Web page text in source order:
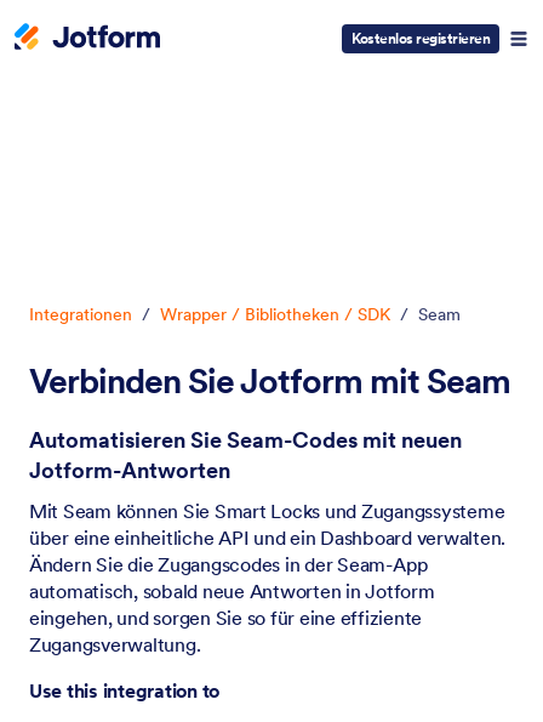
Kostenlos registrieren
Integrationen / Wrapper / Bibliotheken / SDK / Seam
Verbinden Sie Jotform mit Seam
Automatisieren Sie Seam-Codes mit neuen
Jotform-Antworten
Mit Seam können Sie Smart Locks und Zugangssysteme
über eine einheitliche API und ein Dashboard verwalten.
Ändern Sie die Zugangscodes in der Seam-App
automatisch, sobald neue Antworten in Jotform
eingehen, und sorgen Sie so für eine effiziente
Zugangsverwaltung.
Use this integration to